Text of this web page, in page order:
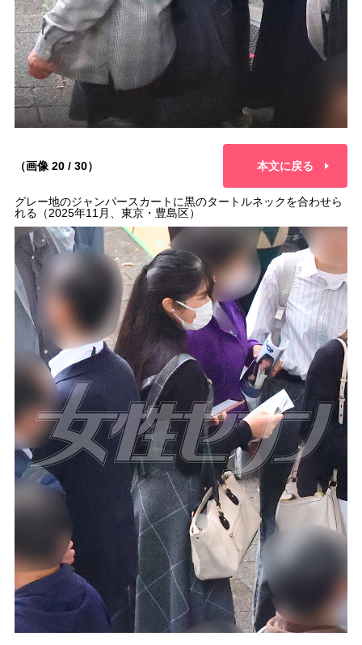
（画像 20 / 30） 本文に戻る
グレー地のジャンパースカートに黒のタートルネックを合わせら
れる（2025年11月、東京・豊島区）